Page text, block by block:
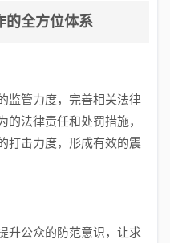
的全方位体系
监管力度，完善相关法律
法律责任和处罚措施，
打击力度，形成有效的震
升公众的防范意识，让求